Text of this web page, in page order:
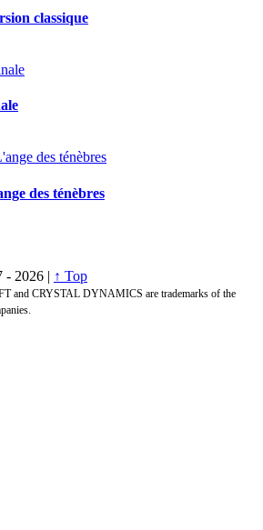
classique
des ténèbres
- 2026 | ↑ Top
and CRYSTAL DYNAMICS are trademarks of the